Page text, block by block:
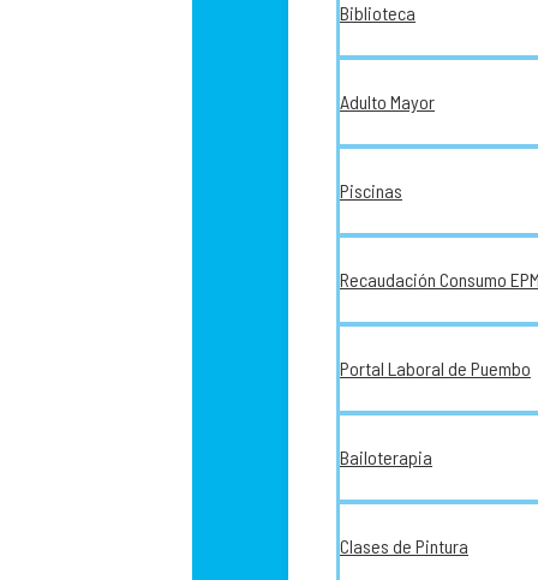
Biblioteca
Adulto Mayor
Piscinas
Recaudación Consumo
Portal Laboral de Puembo
Bailoterapia
Clases de Pintura